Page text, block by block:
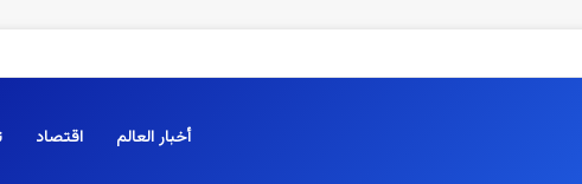
أخبار العالم اقتصاد